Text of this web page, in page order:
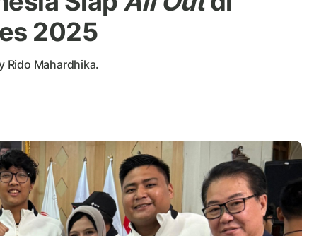
2025
Rido Mahardhika.